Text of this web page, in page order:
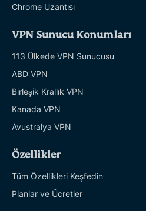
Chrome Uzantısı
VPN Sunucu Konumları
113 Ülkede VPN Sunucusu
ABD VPN
Birleşik Krallık VPN
Kanada VPN
Avustralya VPN
Özellikler
Tüm Özellikleri Keşfedin
Planlar ve Ücretler